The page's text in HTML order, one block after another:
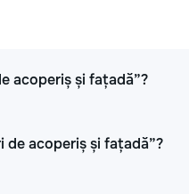
acoperiș și fațadă”?
acoperiș și fațadă”?